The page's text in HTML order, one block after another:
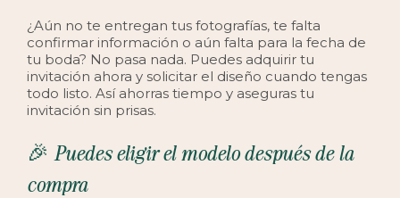
¿Aún no te entregan tus fotografías, te falta
confirmar información o aún falta para la fecha de
tu boda? No pasa nada. Puedes adquirir tu
invitación ahora y solicitar el diseño cuando tengas
todo listo. Así ahorras tiempo y aseguras tu
invitación sin prisas.
🎉 Puedes eligir el modelo después de la
compra